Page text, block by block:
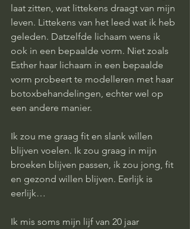
laat zitten, wat littekens draagt van mijn
leven. Littekens van het leed wat ik heb
geleden. Datzelfde lichaam wens ik
ook in een bepaalde vorm. Niet zoals
Esther haar lichaam in een bepaalde
vorm probeert te modelleren met haar
botoxbehandelingen, echter wel op
een andere manier.
Ik zou me graag fit en slank willen
blijven voelen. Ik zou graag in mijn
broeken blijven passen, ik zou jong, fit
en gezond willen blijven. Eerlijk is
eerlijk…
Ik mis soms mijn lijf van 20 jaar